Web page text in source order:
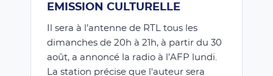
EMISSION CULTURELLE
Il sera à l’antenne de RTL tous les
dimanches de 20h à 21h, à partir du 30
août, a annoncé la radio à l’AFP lundi.
La station précise que l'auteur sera